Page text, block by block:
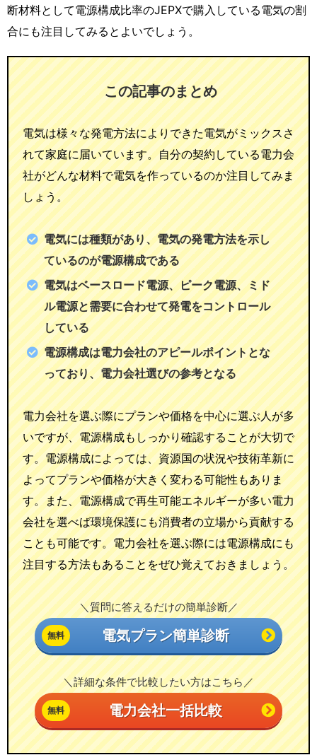
断材料として電源構成比率のJEPXで購入している電気の割
合にも注目してみるとよいでしょう。
この記事のまとめ
電気は様々な発電方法によりできた電気がミックスさ
れて家庭に届いています。自分の契約している電力会
社がどんな材料で電気を作っているのか注目してみま
しょう。
電気には種類があり、電気の発電方法を示し
ているのが電源構成である
電気はベースロード電源、ピーク電源、ミド
ル電源と需要に合わせて発電をコントロール
している
電源構成は電力会社のアピールポイントとな
っており、電力会社選びの参考となる
電力会社を選ぶ際にプランや価格を中心に選ぶ人が多
いですが、電源構成もしっかり確認することが大切で
す。電源構成によっては、資源国の状況や技術革新に
よってプランや価格が大きく変わる可能性もありま
す。また、電源構成で再生可能エネルギーが多い電力
会社を選べば環境保護にも消費者の立場から貢献する
ことも可能です。電力会社を選ぶ際には電源構成にも
注目する方法もあることをぜひ覚えておきましょう。
＼質問に答えるだけの簡単診断／
電気プラン簡単診断
＼詳細な条件で比較したい方はこちら／
電力会社一括比較